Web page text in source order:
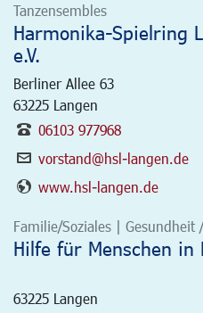
Tanzensembles
Harmonika-Spielring
e.V.
Berliner Allee 63
63225 Langen
06103 977968
vorstand@hsl-langen.de
www.hsl-langen.de
Familie/Soziales | Gesundheit
Hilfe für Menschen in
63225 Langen